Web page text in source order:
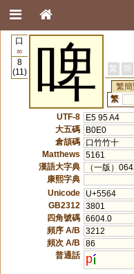
口
30
8
(11)
啤 繁 簡
繁
繁
UTF-8
E5 95 A4
大五碼
B0E0
倉頡碼
口竹竹十
Matthews
5161
漢語大字典
（一版）
康熙字典
Unicode
U+5564
GB2312
3801
四角號碼 6604.0
頻序 A/B
3212
頻次 A/B
86
普通話
p